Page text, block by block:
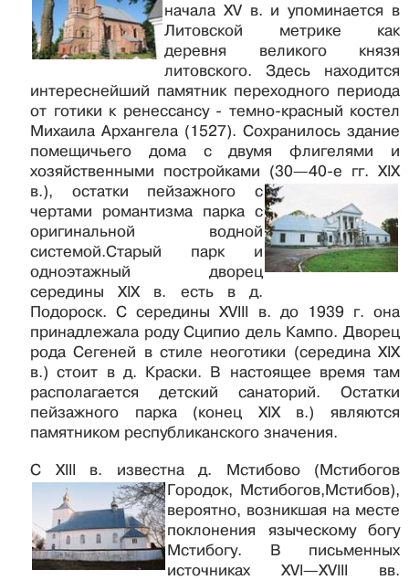
начала XV в. и упоминается в
Литовской метрике как
деревня великого князя
литовского. Здесь находится
интереснейший памятник переходного периода
от готики к ренессансу - темно-красный костел
Михаила Архангела (1527). Сохранилось здание
помещичьего дома с двумя флигелями и
хозяйственными постройками (30—40-е гг. XIX
в.), остатки пейзажного с
чертами романтизма парка с
оригинальной водной
системой.Старый парк и
одноэтажный дворец
середины XIX в. есть в д.
Подороск. С середины XVIII в. до 1939 г. она
принадлежала роду Сципио дель Кампо. Дворец
рода Сегеней в стиле неоготики (середина XIX
в.) стоит в д. Краски. В настоящее время там
располагается детский санаторий. Остатки
пейзажного парка (конец XIX в.) являются
памятником республиканского значения.
С XIII в. известна д. Мстибово (Мстибогов
Городок, Мстибогов,Мстибов),
вероятно, возникшая на месте
поклонения языческому богу
Мстибогу. В письменных
источниках XVI—XVIII вв.